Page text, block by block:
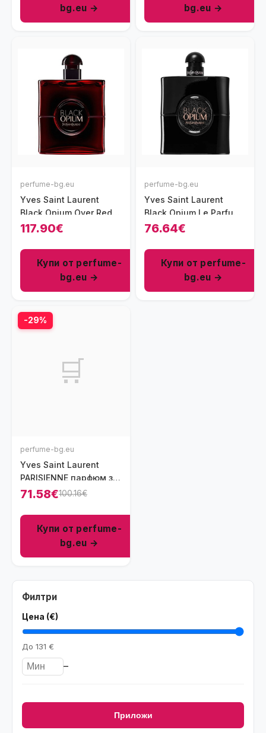
Филтри
Цена (€)
До 131 €
–
Приложи
bg.eu →
bg.eu →
perfume-bg.eu
Yves Saint Laurent
Black Opium Over Red
парфюм за жени 90 мл
117.90€
Купи от perfume-
bg.eu →
perfume-bg.eu
Yves Saint Laurent
Black Opium Le Parfum
парфюм за жени 30 мл
76.64€
Купи от perfume-
bg.eu →
-29%
🛒
perfume-bg.eu
Yves Saint Laurent
PARISIENNE парфюм за
жени EDP 90 мл
71.58€100.16€
Купи от perfume-
bg.eu →